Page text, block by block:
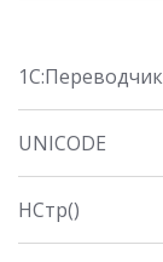
1С:Переводчик
UNICODE
НСтр()